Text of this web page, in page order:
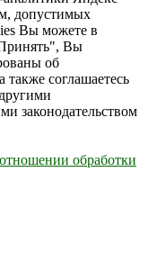
допустимых
Вы можете в
Вы
об
также соглашаетесь
законодательством
обработки